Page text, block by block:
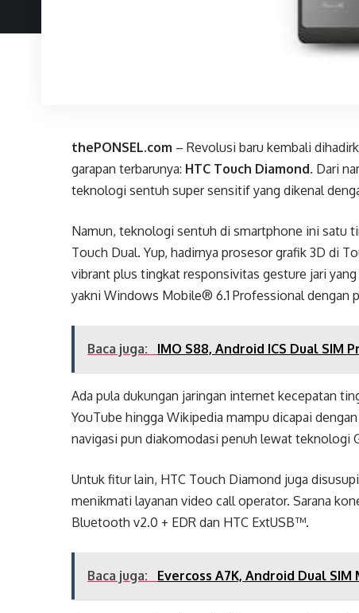
thePONSEL.com – Revolusi baru kembali
garapan terbarunya: HTC Touch Diamond. Dari
teknologi sentuh super sensitif yang dikenal
Namun, teknologi sentuh di smartphone ini satu
Touch Dual. Yup, hadirnya prosesor grafik 3D di
vibrant plus tingkat responsivitas gesture jari
yakni Windows Mobile® 6.1 Professional
Baca juga: IMO S88, Android ICS Dual SIM
Ada pula dukungan jaringan internet kecepatan
YouTube hingga Wikipedia mampu dicapai
navigasi pun diakomodasi penuh lewat teknologi
Untuk fitur lain, HTC Touch Diamond juga
menikmati layanan video call operator. Sarana
Bluetooth v2.0 + EDR dan HTC ExtUSB™.
Baca juga: Evercoss A7K, Android Dual